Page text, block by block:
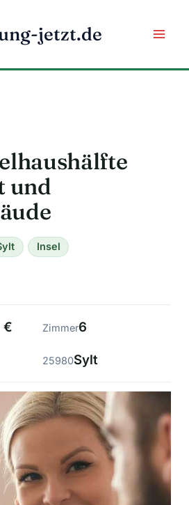
jetzt.de
und
Insel
€ Zimmer6
25980Sylt